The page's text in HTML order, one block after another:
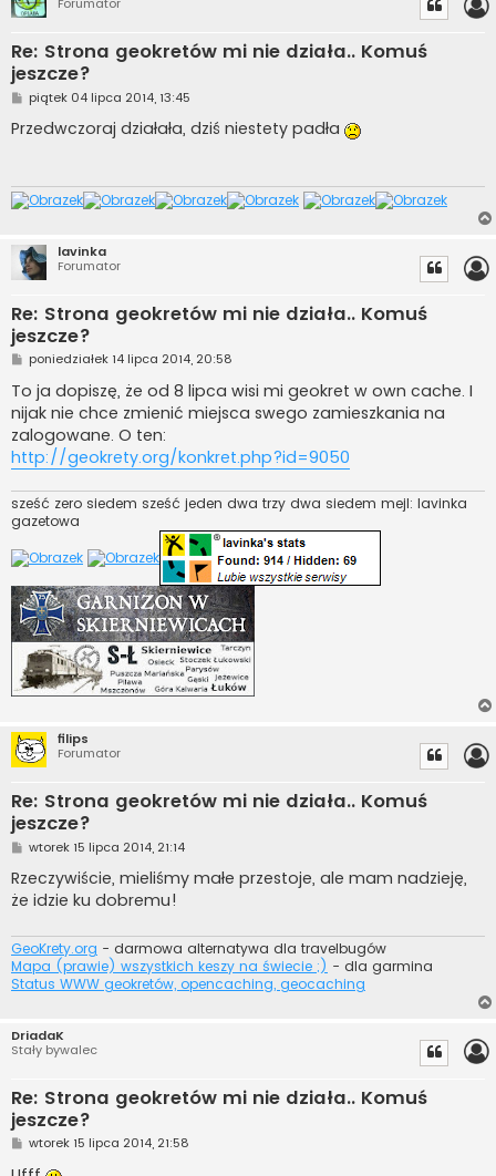
Re: Strona geokretów mi nie działa.. Komuś
jeszcze?
P
o
s
t
piątek 04 lipca 2014, 13:45
Przedwczoraj działała, dziś niestety padła
lavinka
Forumator
Re: Strona geokretów mi nie działa.. Komuś
jeszcze?
P
o
s
t
poniedziałek 14 lipca 2014, 20:58
To ja dopiszę, że od 8 lipca wisi mi geokret w own cache. I
nijak nie chce zmienić miejsca swego zamieszkania na
zalogowane. O ten:
http://geokrety.org/konkret.php?id=9050
sześć zero siedem sześć jeden dwa trzy dwa siedem mejl: lavinka
gazetowa
filips
Forumator
Re: Strona geokretów mi nie działa.. Komuś
jeszcze?
P
s
t
wtorek 15 lipca 2014, 21:14
Rzeczywiście, mieliśmy małe przestoje, ale mam nadzieję,
że idzie ku dobremu!
GeoKrety.org - darmowa alternatywa dla travelbugów
Mapa (prawie) wszystkich keszy na świecie ;) - dla garmina
Status WWW geokretów, opencaching, geocaching
DriadaK
Stały bywalec
Re: Strona geokretów mi nie działa.. Komuś
jeszcze?
P
s
wtorek 15 lipca 2014, 21:58